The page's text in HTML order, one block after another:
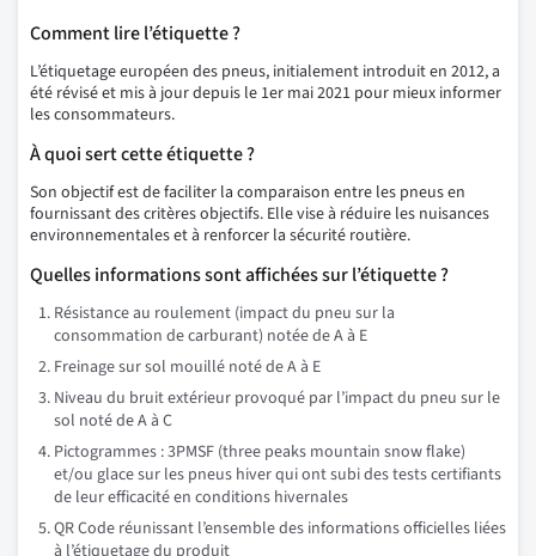
Comment lire l’étiquette ?
L’étiquetage européen des pneus, initialement introduit en 2012, a
été révisé et mis à jour depuis le 1er mai 2021 pour mieux informer
les consommateurs.
À quoi sert cette étiquette ?
Son objectif est de faciliter la comparaison entre les pneus en
fournissant des critères objectifs. Elle vise à réduire les nuisances
environnementales et à renforcer la sécurité routière.
Quelles informations sont affichées sur l’étiquette ?
Résistance au roulement (impact du pneu sur la
consommation de carburant) notée de A à E
Freinage sur sol mouillé noté de A à E
Niveau du bruit extérieur provoqué par l’impact du pneu sur le
sol noté de A à C
Pictogrammes : 3PMSF (three peaks mountain snow flake)
et/ou glace sur les pneus hiver qui ont subi des tests certifiants
de leur efficacité en conditions hivernales
QR Code réunissant l’ensemble des informations officielles liées